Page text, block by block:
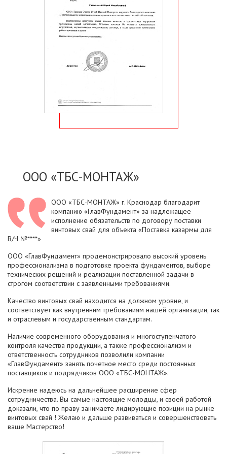
ООО «ТБС-МОНТАЖ»
ООО «ТБС-МОНТАЖ» г. Краснодар благодарит
компанию «ГлавФундамент» за надлежащее
исполнение обязательств по договору поставки
винтовых свай для объекта «Поставка казармы для
В/Ч №****»
ООО «ГлавФундамент» продемонстрировало высокий уровень
профессионализма в подготовке проекта фундаментов, выборе
технических решений и реализации поставленной задачи в
строгом соответствии с заявленными требованиями.
Качество винтовых свай находится на должном уровне, и
соответствует как внутренним требованиям нашей организации, так
и отраслевым и государственным стандартам.
Наличие современного оборудования и многоступенчатого
контроля качества продукции, а также профессионализм и
ответственность сотрудников позволили компании
«ГлавФундамент» занять почетное место среди постоянных
поставщиков и подрядчиков ООО «ТБС-МОНТАЖ».
Искренне надеюсь на дальнейшее расширение сфер
сотрудничества. Вы самые настоящие молодцы, и своей работой
доказали, что по праву занимаете лидирующие позиции на рынке
винтовых свай ! Желаю и дальше развиваться и совершенствовать
ваше Мастерство!